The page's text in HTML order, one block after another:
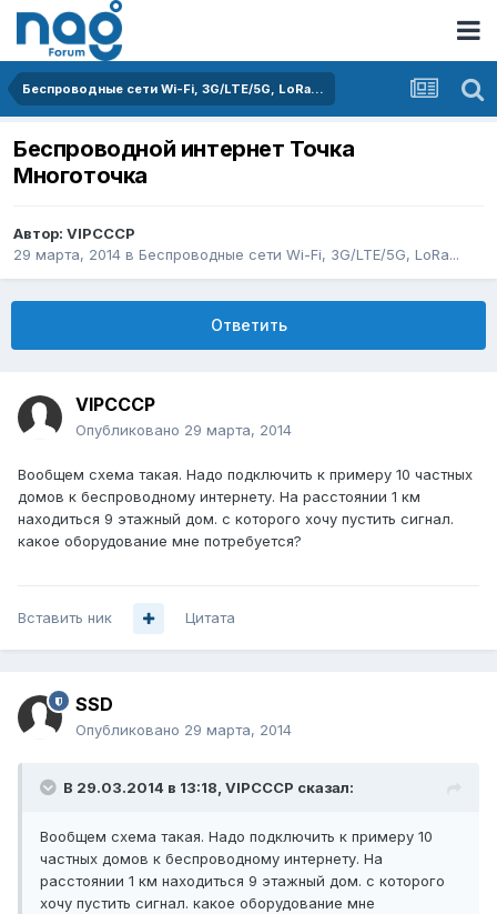
Беспроводные сети Wi-Fi, 3G/LTE/5G, LoRa...
Беспроводной интернет Точка
Многоточка
Автор: VIPCCCP
29 марта, 2014 в Беспроводные сети Wi-Fi, 3G/LTE/5G, LoRa...
Ответить
VIPCCCP
Опубликовано 29 марта, 2014
Вообщем схема такая. Надо подключить к примеру 10 частных
домов к беспроводному интернету. На расстоянии 1 км
находиться 9 этажный дом. с которого хочу пустить сигнал.
какое оборудование мне потребуется?
Вставить ник Цитата
SSD
Опубликовано 29 марта, 2014
В 29.03.2014 в 13:18, VIPCCCP сказал:
Вообщем схема такая. Надо подключить к примеру 10
частных домов к беспроводному интернету. На
расстоянии 1 км находиться 9 этажный дом. с которого
хочу пустить сигнал. какое оборудование мне